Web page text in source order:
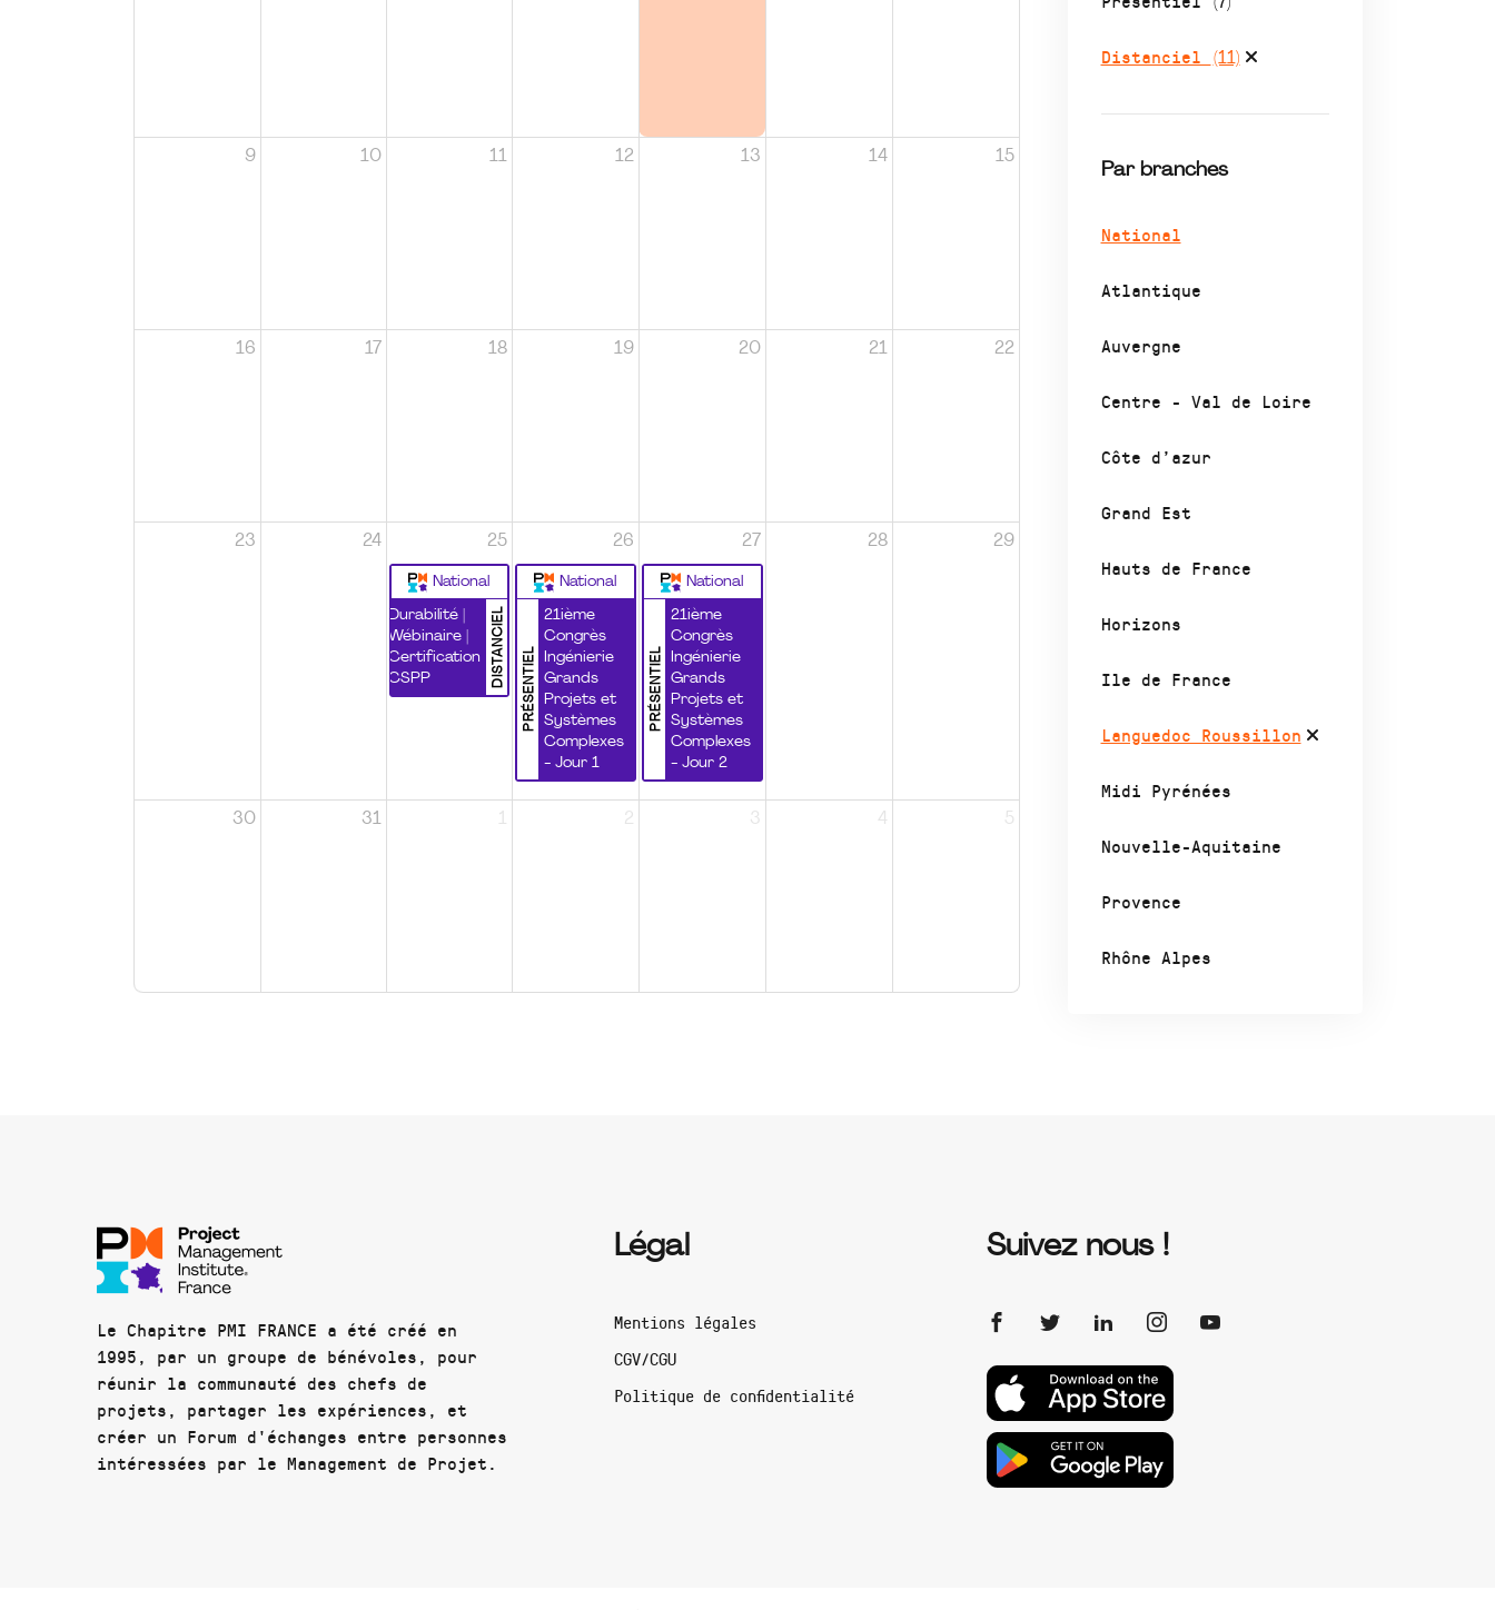
Distanciel (11)
Par branches
National
Atlantique
Auvergne
Centre - Val de Loire
Côte d’azur
Grand Est
Hauts de France
Horizons
Ile de France
Languedoc Roussillon
Midi Pyrénées
Nouvelle-Aquitaine
Provence
Rhône Alpes
9 10 11 12 13 14 15
16 17 18 19 20 21 22
23 24 25
National
DISTANCIEL
Durabilité |
Wébinaire |
Certification
CSPP
26
National
PRÉSENTIEL
21ième
Congrès
Ingénierie
Grands
Projets et
Systèmes
Complexes
- Jour 1
27
National
PRÉSENTIEL
21ième
Congrès
Ingénierie
Grands
Projets et
Systèmes
Complexes
- Jour 2
28 29
30 31 1 2 3 4 5
Le Chapitre PMI FRANCE a été créé en
1995, par un groupe de bénévoles, pour
réunir la communauté des chefs de
projets, partager les expériences, et
créer un Forum d'échanges entre personnes
intéressées par le Management de Projet.
Légal
Mentions légales
CGV/CGU
Politique de confidentialité
Suivez nous !